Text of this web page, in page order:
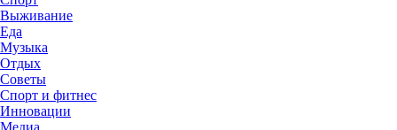
Выживание
Еда
Музыка
Отдых
Советы
Спорт и фитнес
Инновации
Медиа